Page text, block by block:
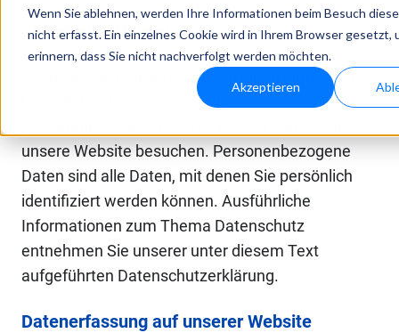
Wenn Sie ablehnen, werden Ihre Informationen beim Besuch
nicht erfasst. Ein einzelnes Cookie wird in Ihrem Browser gesetzt,
erinnern, dass Sie nicht nachverfolgt werden möchten.
Akzeptieren
Allgemeine Hinweise
Die folgenden Hinweise geben einen einfachen
Überblick darüber, was mit Ihren
unsere Website besuchen. Personenbezogene
Daten sind alle Daten, mit denen Sie persönlich
identifiziert werden können. Ausführliche
Informationen zum Thema Datenschutz
entnehmen Sie unserer unter diesem Text
aufgeführten Datenschutzerklärung.
Datenerfassung auf unserer Website